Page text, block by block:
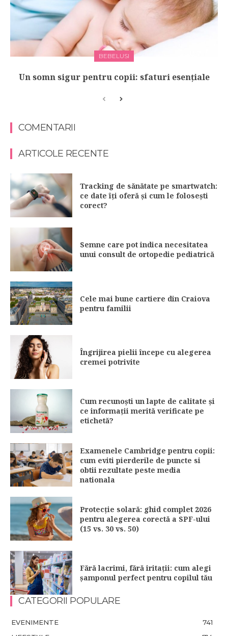
BEBELUSI
Un somn sigur pentru copii: sfaturi esențiale
COMENTARII
ARTICOLE RECENTE
Tracking de sănătate pe smartwatch:
ce date îți oferă și cum le folosești
corect?
Semne care pot indica necesitatea
unui consult de ortopedie pediatrică
Cele mai bune cartiere din Craiova
pentru familii
Îngrijirea pielii începe cu alegerea
cremei potrivite
Cum recunoști un lapte de calitate și
ce informații merită verificate pe
etichetă?
Examenele Cambridge pentru copii:
cum eviti pierderile de puncte si
obtii rezultate peste media
nationala
Protecție solară: ghid complet 2026
pentru alegerea corectă a SPF-ului
(15 vs. 30 vs. 50)
Fără lacrimi, fără iritații: cum alegi
șamponul perfect pentru copilul tău
CATEGORII POPULARE
EVENIMENTE
741